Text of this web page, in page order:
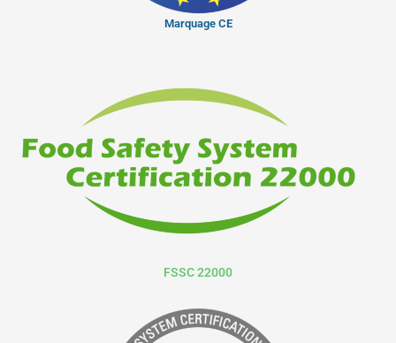
Marquage CE
FSSC 22000